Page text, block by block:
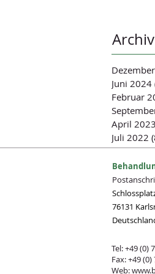
Archiv
Juni 2024
Februar
April 2023
Juli 2022
76131
Tel: +49 (0)
Fax: +49
Web: